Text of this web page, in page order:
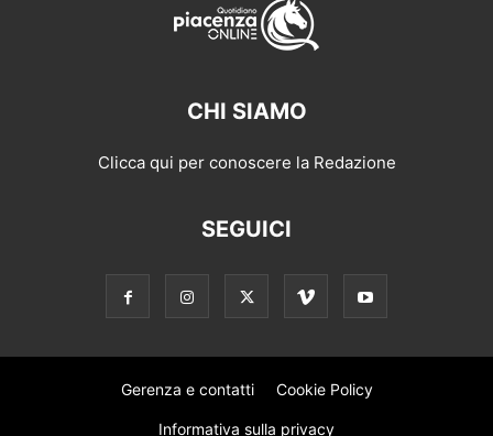
CHI SIAMO
Clicca qui per conoscere la Redazione
SEGUICI
Gerenza e contatti Cookie Policy
Informativa sulla privacy